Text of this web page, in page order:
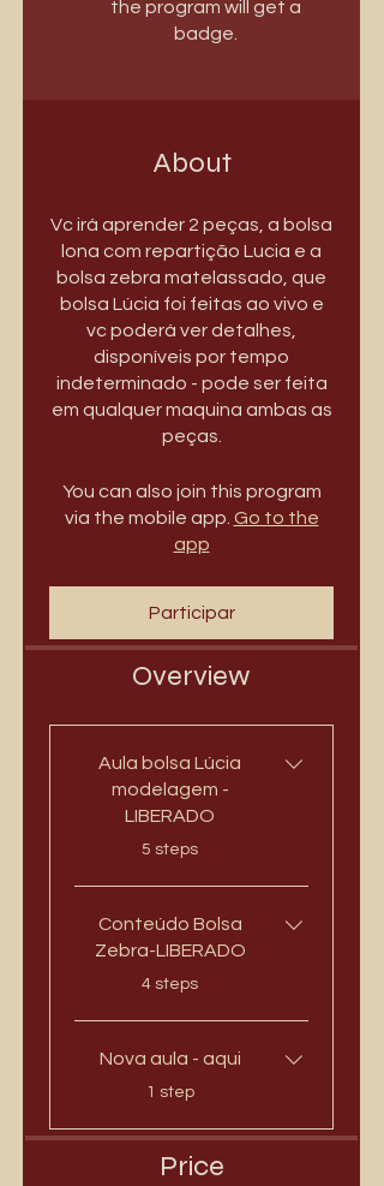
the program will get a
badge.
About
Vc irá aprender 2 peças, a bolsa
lona com repartição Lucia e a
bolsa zebra matelassado, que
bolsa Lúcia foi feitas ao vivo e
vc poderá ver detalhes,
disponíveis por tempo
indeterminado - pode ser feita
em qualquer maquina ambas as
peças.
You can also join this program
via the mobile app. Go to the
app
Participar
Overview
Aula bolsa Lúcia
modelagem -
LIBERADO
.
5 steps
Conteúdo Bolsa
Zebra-LIBERADO
.
4 steps
Nova aula - aqui
.
1 step
Price